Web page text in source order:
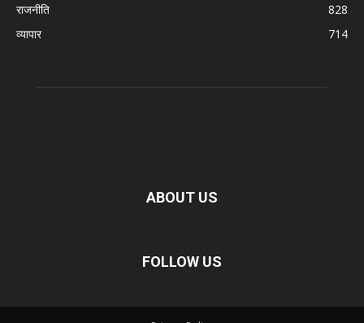
राजनीति
828
व्यापार
714
ABOUT US
FOLLOW US